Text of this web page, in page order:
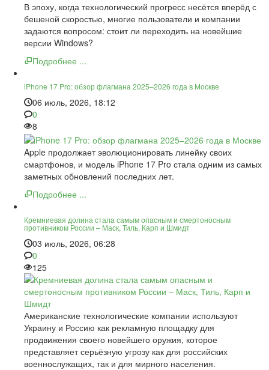
В эпоху, когда технологический прогресс несётся вперёд с
бешеной скоростью, многие пользователи и компании
задаются вопросом: стоит ли переходить на новейшие
версии Windows?
Подробнее ...
iPhone 17 Pro: обзор флагмана 2025–2026 года в Москве
06 июль, 2026, 18:12
0
8
Apple продолжает эволюционировать линейку своих
смартфонов, и модель iPhone 17 Pro стала одним из самых
заметных обновлений последних лет.
Подробнее ...
Кремниевая долина стала самым опасным и смертоносным
противником России – Маск, Тиль, Карп и Шмидт
03 июль, 2026, 06:28
0
125
Американские технологические компании используют
Украину и Россию как рекламную площадку для
продвижения своего новейшего оружия, которое
представляет серьёзную угрозу как для российских
военнослужащих, так и для мирного населения.